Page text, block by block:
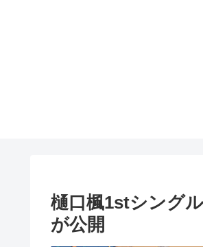
樋口楓1stシング
が公開